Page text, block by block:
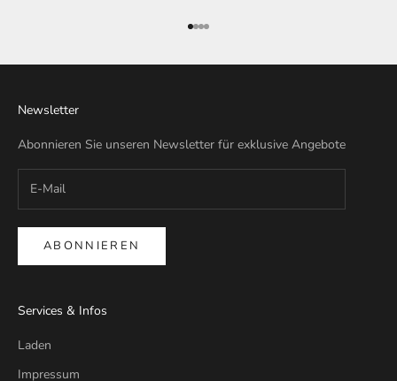
Gehe zu Element 1
Gehe zu Element 2
Gehe zu Element 3
Gehe zu Element 4
Newsletter
Abonnieren Sie unseren Newsletter für exklusive Angebote
ABONNIEREN
Services & Infos
Laden
Impressum